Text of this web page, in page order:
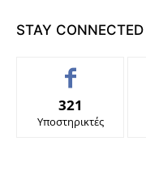
STAY CONNECTED
321
Υποστηρικτές